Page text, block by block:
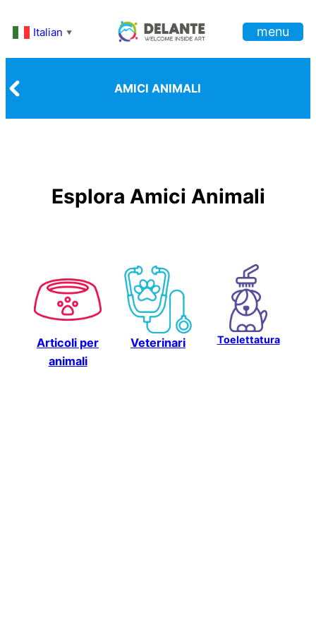
Italian ▼ menu
AMICI ANIMALI
Esplora Amici Animali
Articoli per
animali
Veterinari Toelettatura